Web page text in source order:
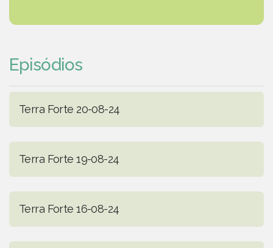
Episódios
Terra Forte 20-08-24
Terra Forte 19-08-24
Terra Forte 16-08-24